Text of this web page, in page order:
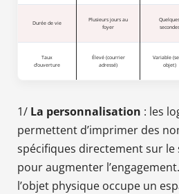
Durée de vie
Plusieurs jours au
foyer
Quelques
secondes
Taux
d’ouverture
Élevé (courrier
adressé)
Variable
objet)
1/ La personnalisation : les
permettent d’imprimer des
spécifiques directement sur
pour augmenter
l’objet physique occupe un